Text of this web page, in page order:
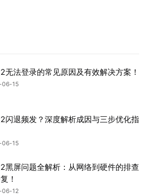
无法登录的常见原因及有效解决方案！
06-15
闪退频发？深度解析成因与三步优化指
06-15
黑屏问题全解析：从网络到硬件的排查
！
06-12